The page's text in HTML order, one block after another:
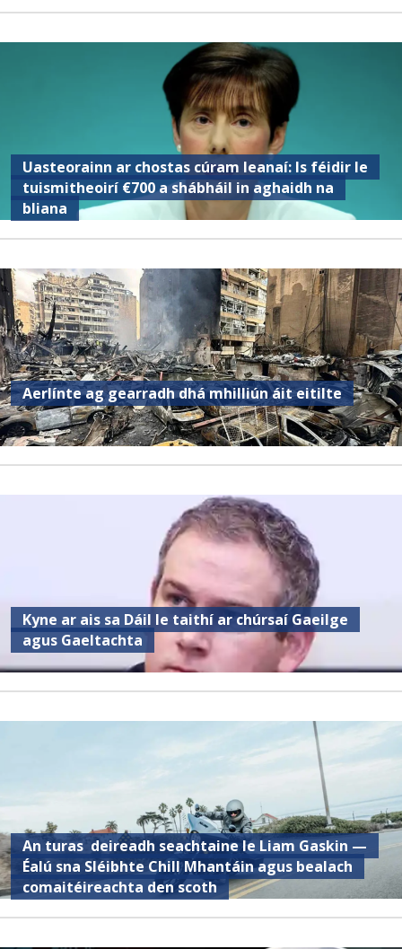
Uasteorainn ar chostas cúram leanaí: Is féidir le
tuismitheoirí €700 a shábháil in aghaidh na
bliana
Aerlínte ag gearradh dhá mhilliún áit eitilte
Kyne ar ais sa Dáil le taithí ar chúrsaí Gaeilge
agus Gaeltachta
An turas deireadh seachtaine le Liam Gaskin —
Éalú sna Sléibhte Chill Mhantáin agus bealach
comaitéireachta den scoth